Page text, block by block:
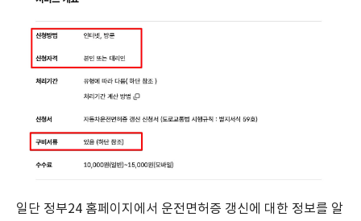
일단 정부24 홈페이지에서 운전면허증 갱신에 대한 정보를 알